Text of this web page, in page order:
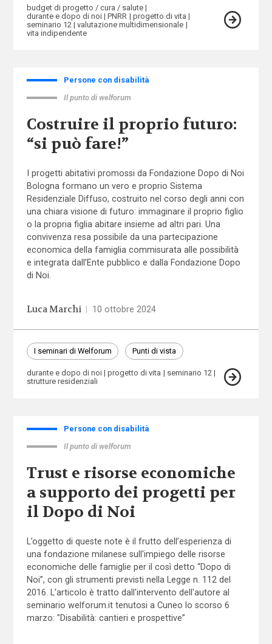
budget di progetto / cura / salute
durante e dopo di noi
PNRR
progetto di vita
seminario 12
valutazione multidimensionale
vita indipendente
Persone con disabilità
Il punto di welforum
Costruire il proprio futuro:
“si può fare!”
I progetti abitativi promossi da Fondazione Dopo di Noi
Bologna formano un vero e proprio Sistema
Residenziale Diffuso, costruito nel corso degli anni con
una chiara visione di futuro: immaginare il proprio figlio
o la propria figlia abitare insieme ad altri pari. Una
convivenza resa possibile da una partecipazione
economica della famiglia commisurata alle possibilità
e integrata dall’Ente pubblico e dalla Fondazione Dopo
di Noi.
Luca Marchi 10 ottobre 2024
I seminari di Welforum Punti di vista
durante e dopo di noi progetto di vita
seminario 12
strutture residenziali
Persone con disabilità
Il punto di welforum
Trust e risorse economiche
a supporto dei progetti per
il Dopo di Noi
L’oggetto di queste note è il frutto dell’esperienza di
una fondazione milanese sull'impiego delle risorse
economiche delle famiglie per il così detto “Dopo di
Noi”, con gli strumenti previsti nella Legge n. 112 del
2016. L'articolo è tratto dall'intervento dell'autore al
seminario welforum.it tenutosi a Cuneo lo scorso 6
marzo: "Disabilità: cantieri e prospettive”